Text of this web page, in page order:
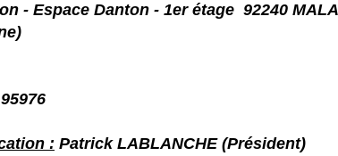
- Espace Danton - 1er étage 92240
: Patrick LABLANCHE (Président)